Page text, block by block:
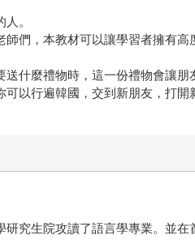
。
們，本教材可以讓學習者擁有高
什麼禮物時，這一份禮物會讓朋
以行遍韓國，交到新朋友，打開
究生院攻讀了語言學專業。並在